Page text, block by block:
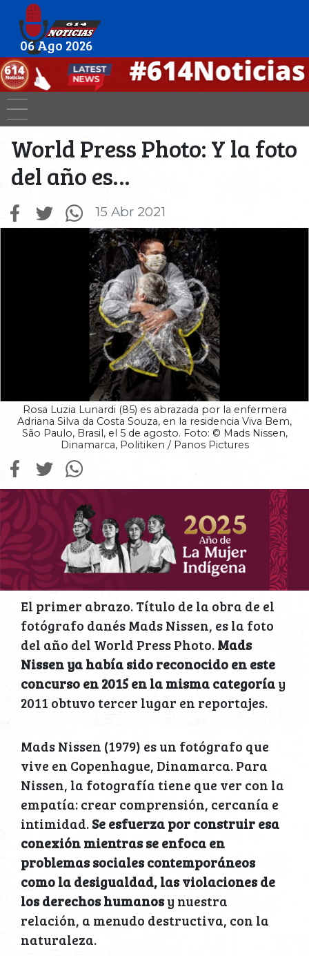
06 Ago 2026
World Press Photo: Y la foto
del año es…
15 Abr 2021
Rosa Luzia Lunardi (85) es abrazada por la enfermera
Adriana Silva da Costa Souza, en la residencia Viva Bem,
São Paulo, Brasil, el 5 de agosto. Foto: © Mads Nissen,
Dinamarca, Politiken / Panos Pictures
El primer abrazo. Título de la obra de el
fotógrafo danés Mads Nissen, es la foto
del año del World Press Photo.Mads
Nissen ya había sido reconocido en este
concurso en 2015 en la misma categoríay
2011 obtuvo tercer lugar en reportajes.
Mads Nissen (1979) es un fotógrafo que
vive en Copenhague, Dinamarca. Para
Nissen, la fotografía tiene que ver con la
empatía: crear comprensión, cercanía e
intimidad.Se esfuerza por construir esa
conexión mientras se enfoca en
problemas sociales contemporáneos
como la desigualdad, las violaciones de
los derechos humanosy nuestra
relación, a menudo destructiva, con la
naturaleza.